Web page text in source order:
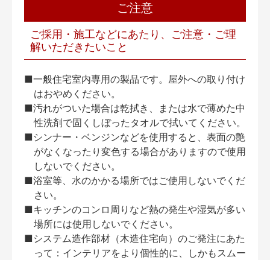
ご注意
ご採用・施工などにあたり、ご注意・ご理
解いただきたいこと
■一般住宅室内専用の製品です。屋外への取り付け
はおやめください。
■汚れがついた場合は乾拭き、または水で薄めた中
性洗剤で固くしぼったタオルで拭いてください。
■シンナー・ベンジンなどを使用すると、表面の艶
がなくなったり変色する場合がありますので使用
しないでください。
■浴室等、水のかかる場所ではご使用しないでくだ
さい。
■キッチンのコンロ周りなど熱の発生や湿気が多い
場所には使用しないでください。
■システム造作部材（木造住宅向）のご発注にあた
って：インテリアをより個性的に、しかもスムー